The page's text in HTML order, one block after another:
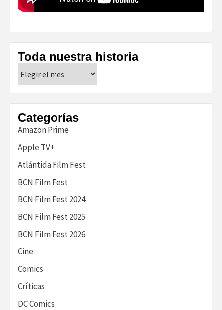
Toda nuestra historia
nuestra
historia
Categorías
Amazon Prime
Apple TV+
Atlántida Film Fest
BCN Film Fest
BCN Film Fest 2024
BCN Film Fest 2025
BCN Film Fest 2026
Cine
Comics
Críticas
DC Comics